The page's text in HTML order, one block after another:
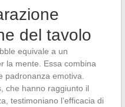
del tavolo
equivale a un
la mente. Essa combina
padronanza emotiva.
che hanno raggiunto il
testimoniano l’efficacia di